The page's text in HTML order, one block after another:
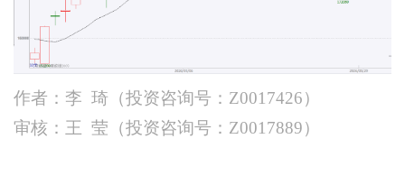
作者：李 琦（投资咨询号： Z0017426）
审核：王 莹（投资咨询号： Z0017889）